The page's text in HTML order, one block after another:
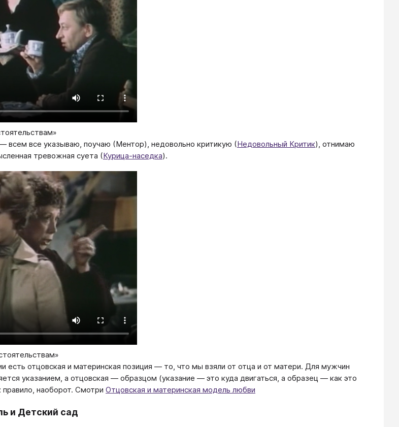
всем все указываю, поучаю (Ментор), недовольно критикую (Недовольный Критик), отнимаю
тревожная суета (Курица-наседка).
есть отцовская и материнская позиция — то, что мы взяли от отца и от матери. Для мужчин
указанием, а отцовская — образцом (указание — это куда двигаться, а образец — как это
наоборот. Смотри Отцовская и материнская модель любви
и Детский сад